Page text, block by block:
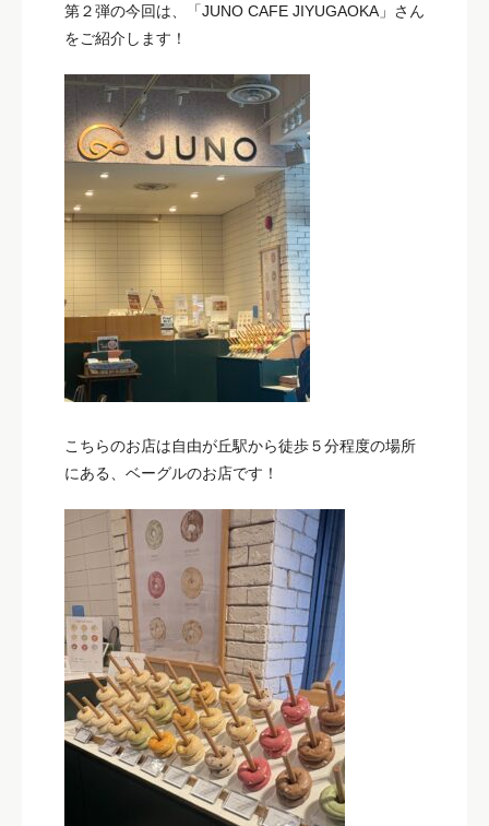
第２弾の今回は、「JUNO CAFE JIYUGAOKA」さん
をご紹介します！
こちらのお店は自由が丘駅から徒歩５分程度の場所
にある、ベーグルのお店です！